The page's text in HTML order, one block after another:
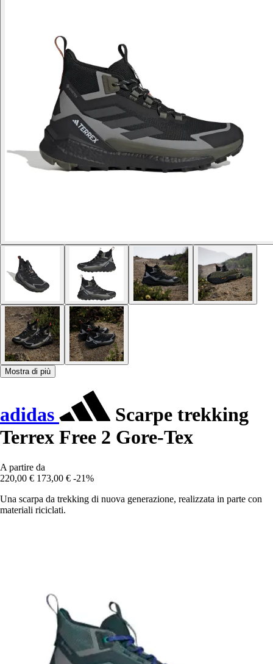
Mostra di più
adidas
Scarpe trekking
Terrex Free 2 Gore-Tex
A partire da
220,00 € 173,00 € -21%
Una scarpa da trekking di nuova generazione, realizzata in parte con
materiali riciclati.